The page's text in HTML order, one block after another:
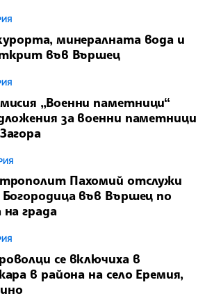
минералната вода и
във Вършец
„Военни паметници“
за военни паметници
Пахомий отслужи
във Вършец по
града
се включиха в
в района на село Еремия,